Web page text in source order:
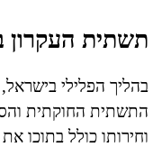
תשתית העקרון
בהליך הפלילי
התשתית החוקתית
וחירותו כולל בתוכו